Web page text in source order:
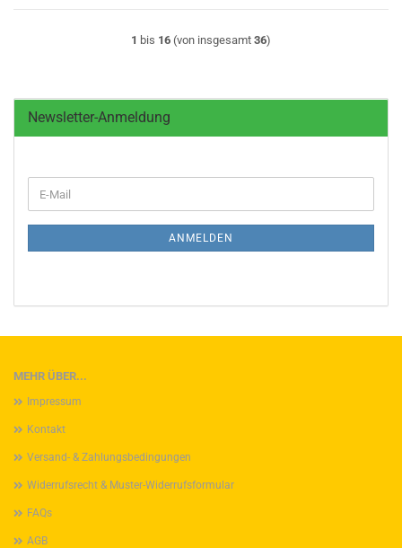
1 bis 16 (von insgesamt 36)
Newsletter-Anmeldung
ZUR
E-
Mail
ANMELDEN
MEHR ÜBER...
Impressum
Kontakt
Versand- & Zahlungsbedingungen
Widerrufsrecht & Muster-Widerrufsformular
FAQs
AGB